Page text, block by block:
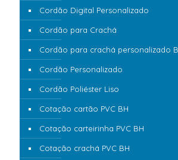
Cordão Digital Personalizado
Cordão para Crachá
Cordão para crachá personalizado
Cordão Personalizado
Cordão Poliéster Liso
Cotação cartão PVC BH
Cotação carteirinha PVC BH
Cotação crachá PVC BH